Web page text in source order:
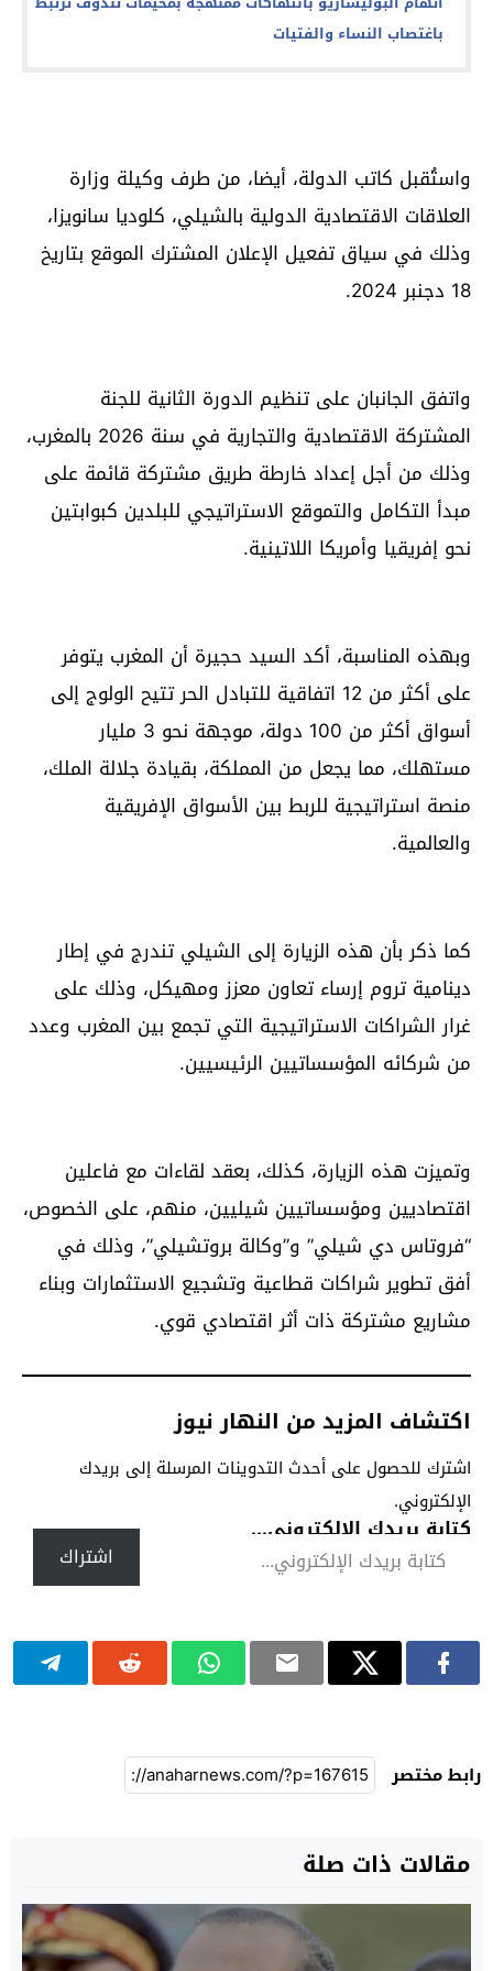
باغتصاب النساء والفتيات
واستُقبل كاتب الدولة، أيضا، من طرف وكيلة وزارة
العلاقات الاقتصادية الدولية بالشيلي، كلوديا سانويزا،
وذلك في سياق تفعيل الإعلان المشترك الموقع بتاريخ
18 دجنبر 2024.
واتفق الجانبان على تنظيم الدورة الثانية للجنة
المشتركة الاقتصادية والتجارية في سنة 2026 بالمغرب،
وذلك من أجل إعداد خارطة طريق مشتركة قائمة على
مبدأ التكامل والتموقع الاستراتيجي للبلدين كبوابتين
نحو إفريقيا وأمريكا اللاتينية.
وبهذه المناسبة، أكد السيد حجيرة أن المغرب يتوفر
على أكثر من 12 اتفاقية للتبادل الحر تتيح الولوج إلى
أسواق أكثر من 100 دولة، موجهة نحو 3 مليار
مستهلك، مما يجعل من المملكة، بقيادة جلالة الملك،
منصة استراتيجية للربط بين الأسواق الإفريقية
والعالمية.
كما ذكر بأن هذه الزيارة إلى الشيلي تندرج في إطار
دينامية تروم إرساء تعاون معزز ومهيكل، وذلك على
غرار الشراكات الاستراتيجية التي تجمع بين المغرب وعدد
من شركائه المؤسساتيين الرئيسيين.
وتميزت هذه الزيارة، كذلك، بعقد لقاءات مع فاعلين
اقتصاديين ومؤسساتيين شيليين، منهم، على الخصوص،
“فروتاس دي شيلي” و”وكالة بروتشيلي”، وذلك في
أفق تطوير شراكات قطاعية وتشجيع الاستثمارات وبناء
مشاريع مشتركة ذات أثر اقتصادي قوي.
اكتشاف المزيد من النهار نيوز
اشترك للحصول على أحدث التدوينات المرسلة إلى بريدك
الإلكتروني.
كتابة بريدك الإلكتروني...
اشتراك
رابط مختصر
مقالات ذات صلة